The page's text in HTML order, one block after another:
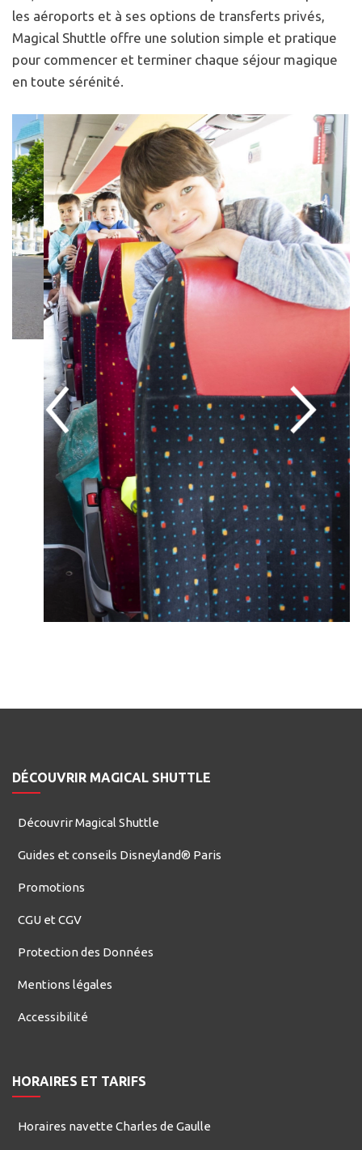
les aéroports et à ses options de transferts privés,
Magical Shuttle offre une solution simple et pratique
pour commencer et terminer chaque séjour magique
en toute sérénité.
Gallery
Gallery of images and videos from Magical Shuttle
Image précédente Image suivante
DÉCOUVRIR MAGICAL SHUTTLE
Découvrir Magical Shuttle
Guides et conseils Disneyland® Paris
Promotions
CGU et CGV
Protection des Données
Mentions légales
Accessibilité
HORAIRES ET TARIFS
Horaires navette Charles de Gaulle